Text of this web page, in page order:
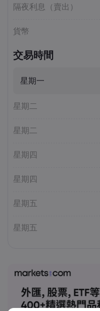
隔夜利息（賣出）
貨幣
交易時間
星期一
星期二
星期二
星期四
星期四
星期五
星期五